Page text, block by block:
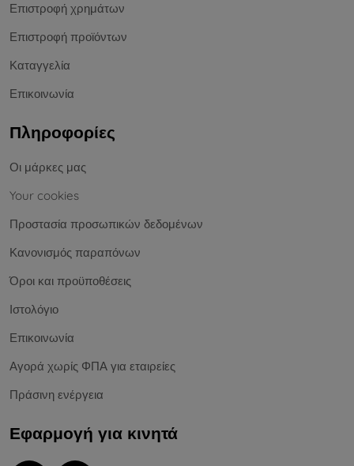
Επιστροφή χρημάτων
Επιστροφή προϊόντων
Καταγγελία
Επικοινωνία
Πληροφορίες
Οι μάρκες μας
Your cookies
Προστασία προσωπικών δεδομένων
Κανονισμός παραπόνων
Όροι και προϋποθέσεις
Ιστολόγιο
Επικοινωνία
Αγορά χωρίς ΦΠΑ για εταιρείες
Πράσινη ενέργεια
Εφαρμογή για κινητά